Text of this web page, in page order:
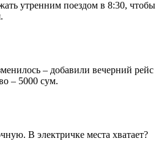
утренним поездом в 8:30,
– добавили вечерний
– 5000 сум.
В электричке места хватает?